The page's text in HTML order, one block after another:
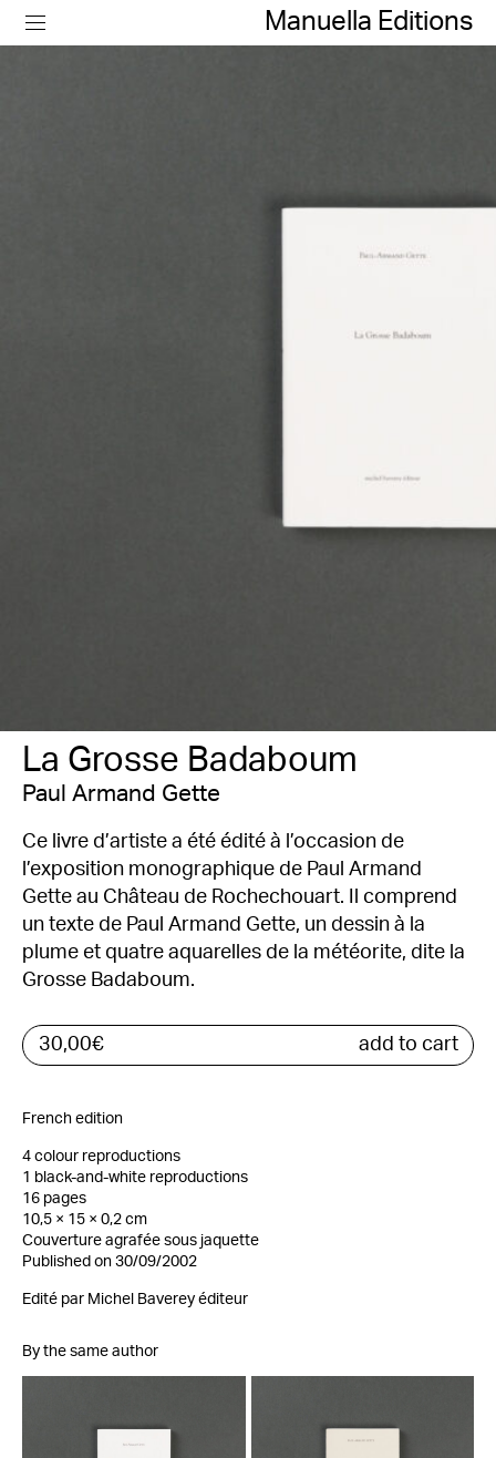
Manuella Editions
La Grosse Badaboum
Paul Armand Gette
Ce livre d’artiste a été édité à l’occasion de
l’exposition monographique de Paul Armand
Gette au Château de Rochechouart. Il comprend
un texte de Paul Armand Gette, un dessin à la
plume et quatre aquarelles de la météorite, dite la
Grosse Badaboum.
30,00€ add to cart
French edition
4 colour reproductions
1 black-and-white reproductions
16 pages
10,5 × 15 × 0,2 cm
Couverture agrafée sous jaquette
Published on 30/09/2002
Edité par Michel Baverey éditeur
By the same author